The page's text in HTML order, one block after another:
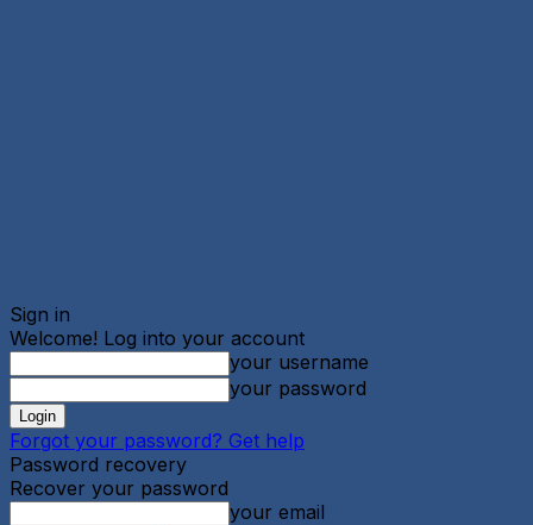
Sign in
Welcome! Log into your account
your username
your password
Forgot your password? Get help
Password recovery
Recover your password
your email